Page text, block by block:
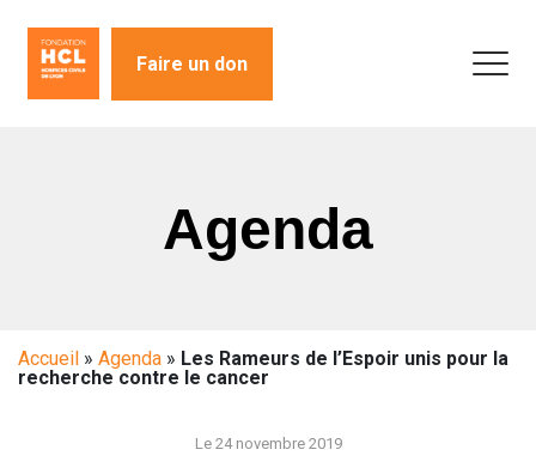
Faire un don
Agenda
Accueil » Agenda » Les Rameurs de l’Espoir unis pour la
recherche contre le cancer
Le 24 novembre 2019